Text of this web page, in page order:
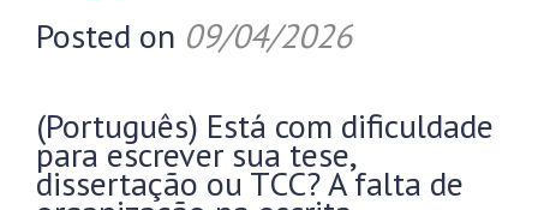
Posted on 09/04/2026
(Português) Está com dificuldade
para escrever sua tese,
dissertação ou TCC? A falta de